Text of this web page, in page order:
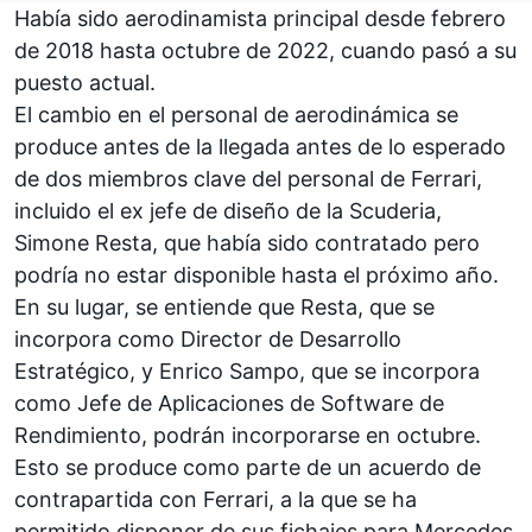
Había sido aerodinamista principal desde febrero
de 2018 hasta octubre de 2022, cuando pasó a su
puesto actual.
El cambio en el personal de aerodinámica se
produce antes de la llegada antes de lo esperado
de dos miembros clave del personal de Ferrari,
incluido el ex jefe de diseño de la Scuderia,
Simone Resta, que había sido contratado pero
podría no estar disponible hasta el próximo año.
En su lugar, se entiende que Resta, que se
incorpora como Director de Desarrollo
Estratégico, y Enrico Sampo, que se incorpora
como Jefe de Aplicaciones de Software de
Rendimiento, podrán incorporarse en octubre.
Esto se produce como parte de un acuerdo de
contrapartida con Ferrari, a la que se ha